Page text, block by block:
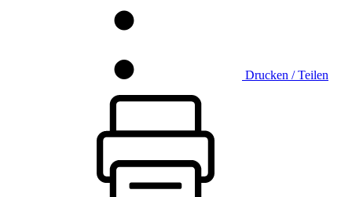
Drucken / Teilen